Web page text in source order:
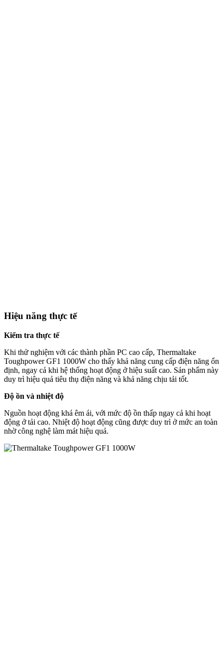
Hiệu năng thực tế
Kiểm tra thực tế
Khi thử nghiệm với các thành phần PC cao cấp, Thermaltake
Toughpower GF1 1000W cho thấy khả năng cung cấp điện năng ổn
định, ngay cả khi hệ thống hoạt động ở hiệu suất cao. Sản phẩm này
duy trì hiệu quả tiêu thụ điện năng và khả năng chịu tải tốt.
Độ ồn và nhiệt độ
Nguồn hoạt động khá êm ái, với mức độ ồn thấp ngay cả khi hoạt
động ở tải cao. Nhiệt độ hoạt động cũng được duy trì ở mức an toàn
nhờ công nghệ làm mát hiệu quả.